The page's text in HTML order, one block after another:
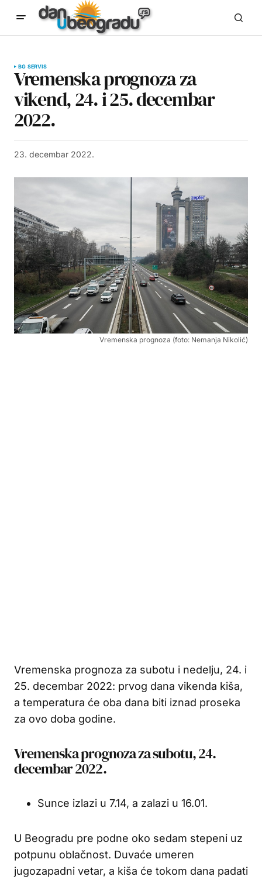
BG SERVIS
Vremenska prognoza za
vikend, 24. i 25. decembar
2022.
23. decembar 2022.
Vremenska prognoza (foto: Nemanja Nikolić)
Vremenska prognoza za subotu i nedelju, 24. i
25. decembar 2022: prvog dana vikenda kiša,
a temperatura će oba dana biti iznad proseka
za ovo doba godine.
Vremenska prognoza za subotu, 24.
decembar 2022.
Sunce izlazi u 7.14, a zalazi u 16.01.
U Beogradu pre podne oko sedam stepeni uz
potpunu oblačnost. Duvaće umeren
jugozapadni vetar, a kiša će tokom dana padati